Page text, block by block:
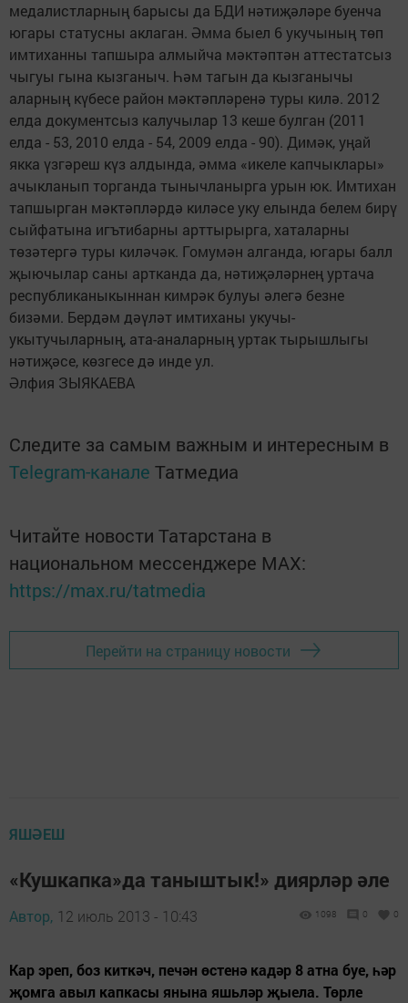
медалистларның барысы да БДИ нәтиҗәләре буенча
югары статусны аклаган. Әмма быел 6 укучының төп
имтиханны тапшыра алмыйча мәктәптән аттестатсыз
чыгуы гына кызганыч. Һәм тагын да кызганычы
аларның күбесе район мәктәпләренә туры килә. 2012
елда документсыз калучылар 13 кеше булган (2011
елда - 53, 2010 елда - 54, 2009 елда - 90). Димәк, уңай
якка үзгәреш күз алдында, әмма «икеле капчыклары»
ачыкланып торганда тынычланырга урын юк. Имтихан
тапшырган мәктәпләрдә киләсе уку елында белем бирү
сыйфатына игътибарны арттырырга, хаталарны
төзәтергә туры киләчәк. Гомумән алганда, югары балл
җыючылар саны артканда да, нәтиҗәләрнең уртача
республиканыкыннан кимрәк булуы әлегә безне
бизәми. Бердәм дәүләт имтиханы укучы-
укытучыларның, ата-аналарның уртак тырышлыгы
нәтиҗәсе, көзгесе дә инде ул.
Әлфия ЗЫЯКАЕВА
Следите за самым важным и интересным в
Telegram-канале Татмедиа
Читайте новости Татарстана в
национальном мессенджере MАХ:
https://max.ru/tatmedia
Перейти на страницу новости
ЯШӘЕШ
«Кушкапка»да таныштык!» диярләр әле
Автор, 12 июль 2013 - 10:43 1098 0 0
Кар эреп, боз киткәч, печән өстенә кадәр 8 атна буе, һәр
җомга авыл капкасы янына яшьләр җыела. Төрле